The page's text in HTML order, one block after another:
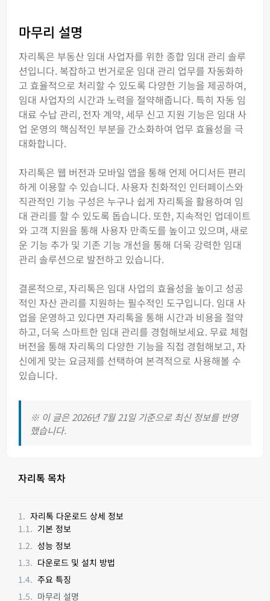
마무리 설명
자리톡은 부동산 임대 사업자를 위한 종합 임대 관리 솔루
션입니다. 복잡하고 번거로운 임대 관리 업무를 자동화하
고 효율적으로 처리할 수 있도록 다양한 기능을 제공하여,
임대 사업자의 시간과 노력을 절약해줍니다. 특히 자동 임
대료 수납 관리, 전자 계약, 세무 신고 지원 기능은 임대 사
업 운영의 핵심적인 부분을 간소화하여 업무 효율성을 극
대화합니다.
자리톡은 웹 버전과 모바일 앱을 통해 언제 어디서든 편리
하게 이용할 수 있습니다. 사용자 친화적인 인터페이스와
직관적인 기능 구성은 누구나 쉽게 자리톡을 활용하여 임
대 관리를 할 수 있도록 돕습니다. 또한, 지속적인 업데이트
와 고객 지원을 통해 사용자 만족도를 높이고 있으며, 새로
운 기능 추가 및 기존 기능 개선을 통해 더욱 강력한 임대
관리 솔루션으로 발전하고 있습니다.
결론적으로, 자리톡은 임대 사업의 효율성을 높이고 성공
적인 자산 관리를 지원하는 필수적인 도구입니다. 임대 사
업을 운영하고 있다면 자리톡을 통해 시간과 비용을 절약
하고, 더욱 스마트한 임대 관리를 경험해보세요. 무료 체험
버전을 통해 자리톡의 다양한 기능을 직접 경험해보고, 자
신에게 맞는 요금제를 선택하여 본격적으로 사용해볼 수
있습니다.
※ 이 글은 2026년 7월 21일 기준으로 최신 정보를 반영
했습니다.
자리톡 목차
자리톡 다운로드 상세 정보
기본 정보
성능 정보
다운로드 및 설치 방법
주요 특징
마무리 설명